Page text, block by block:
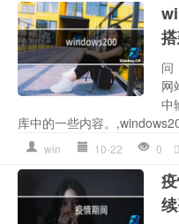
问
网
中
库中的一些内容。
win 10-22 0